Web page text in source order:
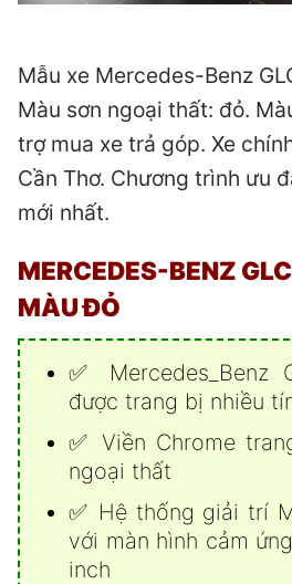
Mẫu xe Mercedes-Benz
Màu sơn ngoại thất: đỏ.
trợ mua xe trả góp. Xe
Cần Thơ. Chương trình ưu
mới nhất.
MERCEDES-BENZ
MÀU ĐỎ
✅ Mercedes_Benz
được trang bị nhiều
✅ Viền Chrome
ngoại thất
✅ Hệ thống giải trí
với màn hình cảm
inch